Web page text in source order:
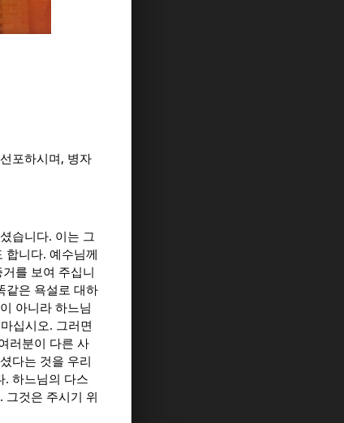
포하시며, 병자
습니다. 이는 그
합니다. 예수님께
를 보여 주십니
같은 욕설로 대하
아니라 하느님
십시오. 그러면
러분이 다른 사
다는 것을 우리
. 하느님의 다스
그것은 주시기 위